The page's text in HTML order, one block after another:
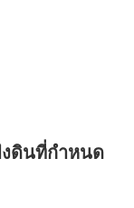
ดินที่กำหนด